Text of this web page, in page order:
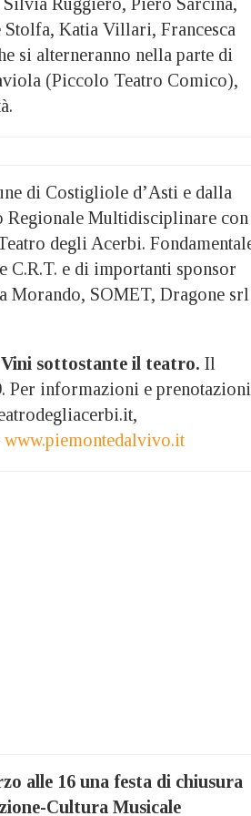
Ruggiero, Piero Sarcina,
Stolfa, Katia Villari, Francesca
si alterneranno nella parte di
(Piccolo Teatro Comico),
di Costigliole d’Asti e dalla
Regionale Multidisciplinare con
degli Acerbi.
C.R.T. e di importanti sponsor
Morando, SOMET, Dragone
sottostante il teatro. Il
informazioni e
www.piemontedalvivo.it
alle 16 una festa di chiusura
Cultura Musicale